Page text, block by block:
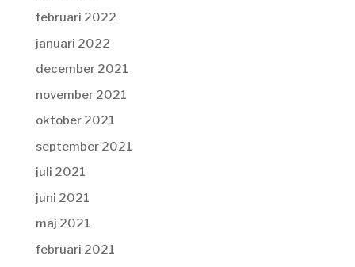
februari 2022
januari 2022
december 2021
november 2021
oktober 2021
september 2021
juli 2021
juni 2021
maj 2021
februari 2021